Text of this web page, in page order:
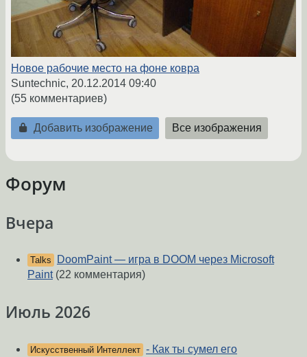
Новое рабочие место на фоне ковра
Suntechnic, 20.12.2014 09:40
(55 комментариев)
Добавить изображение Все изображения
Форум
Вчера
Talks
DoomPaint — игра в DOOM через Microsoft
Paint(22 комментария)
Июль 2026
Искусственный Интеллект - Как ты сумел его